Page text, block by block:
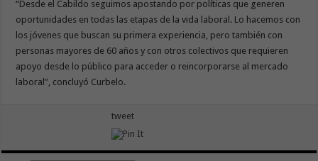
“Desde el Cabildo seguimos apostando por políticas que generen
oportunidades en todas las etapas de la vida laboral. Lo hacemos con
los jóvenes que buscan su primera experiencia, pero también con
personas mayores de 60 años y con otros colectivos que requieren
apoyo desde lo público para acceder o reincorporarse al mercado
laboral”, concluyó Curbelo.
tweet